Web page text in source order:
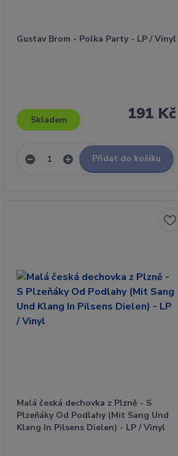
Gustav Brom - Polka Party - LP / Vinyl
191 Kč
Skladem
Přidat do košíku
Malá česká dechovka z Plzně - S
Plzeňáky Od Podlahy (Mit Sang Und
Klang In Pilsens Dielen) - LP / Vinyl